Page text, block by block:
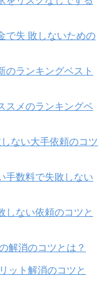
で失 敗しないための
のランキングベスト
スメのランキングベ
ない大手依頼のコツ
手数料で失敗しない
しない依頼のコツと
解消のコツとは？
ット解消のコツと